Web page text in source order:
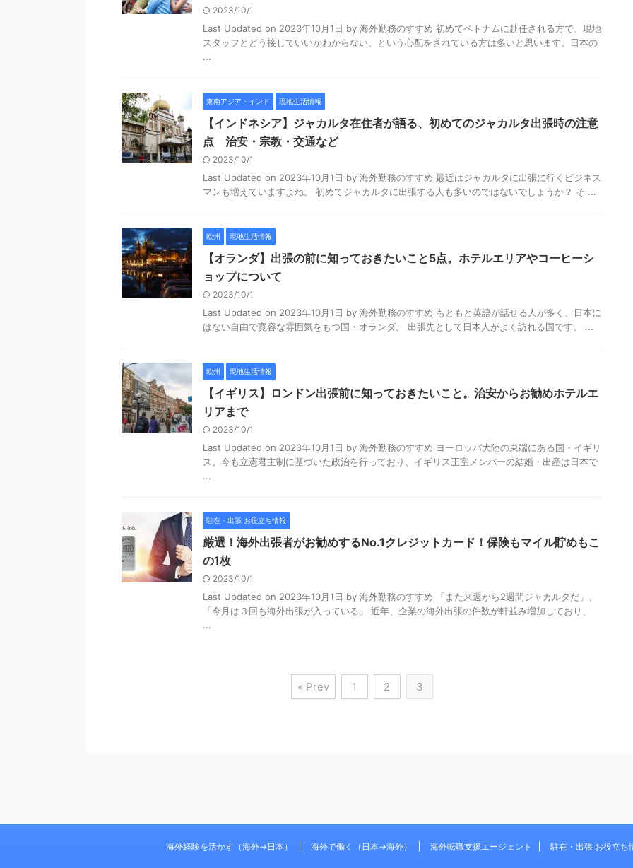
2023/10/1
Last Updated on 2023年10月1日 by 海外勤務のすすめ 初めてベトナムに赴任される方で、現地
スタッフとどう接していいかわからない、という心配をされている方は多いと思います。日本の
...
東南アジア・インド 現地生活情報
【インドネシア】ジャカルタ在住者が語る、初めてのジャカルタ出張時の注意
点 治安・宗教・交通など
2023/10/1
Last Updated on 2023年10月1日 by 海外勤務のすすめ 最近はジャカルタに出張に行くビジネス
マンも増えていますよね。 初めてジャカルタに出張する人も多いのではないでしょうか？ そ ...
欧州 現地生活情報
【オランダ】出張の前に知っておきたいこと5点。ホテルエリアやコーヒーシ
ョップについて
2023/10/1
Last Updated on 2023年10月1日 by 海外勤務のすすめ もともと英語が話せる人が多く、日本に
はない自由で寛容な雰囲気をもつ国・オランダ。 出張先として日本人がよく訪れる国です。 ...
欧州 現地生活情報
【イギリス】ロンドン出張前に知っておきたいこと。治安からお勧めホテルエ
リアまで
2023/10/1
Last Updated on 2023年10月1日 by 海外勤務のすすめ ヨーロッパ大陸の東端にある国・イギリ
ス。今も立憲君主制に基づいた政治を行っており、イギリス王室メンバーの結婚・出産は日本で
...
駐在・出張 お役立ち情報
厳選！海外出張者がお勧めするNo.1クレジットカード！保険もマイル貯めもこ
の1枚
2023/10/1
Last Updated on 2023年10月1日 by 海外勤務のすすめ 「また来週から2週間ジャカルタだ」、
「今月は３回も海外出張が入っている」 近年、企業の海外出張の件数が軒並み増加しており、
...
« Prev 1 2 3
海外経験を活かす（海外→日本） 海外で働く（日本→海外） 海外転職支援エージェント 駐在・出張 お役立ち